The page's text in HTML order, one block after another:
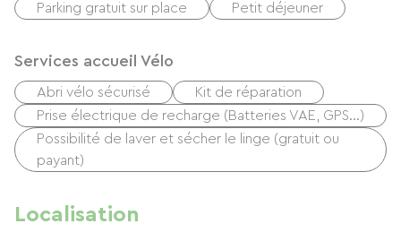
Parking gratuit sur place Petit déjeuner
Services accueil Vélo
Abri vélo sécurisé
Kit de réparation
Prise électrique de recharge (Batteries VAE, GPS…)
Possibilité de laver et sécher le linge (gratuit ou
payant)
Localisation